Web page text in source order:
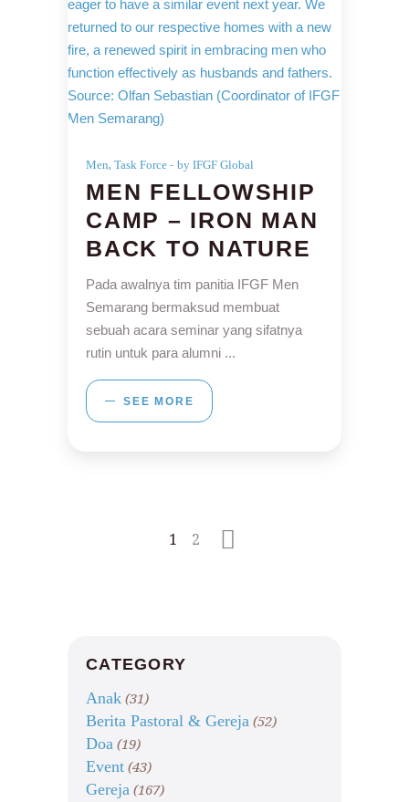
Men, Task Force by IFGF Global
MEN FELLOWSHIP
CAMP – IRON MAN
BACK TO NATURE
Pada awalnya tim panitia IFGF Men
Semarang bermaksud membuat
sebuah acara seminar yang sifatnya
rutin untuk para alumni
SEE MORE
1 2
CATEGORY
Anak (31)
Berita Pastoral & Gereja (52)
Doa (19)
Event (43)
Gereja (167)